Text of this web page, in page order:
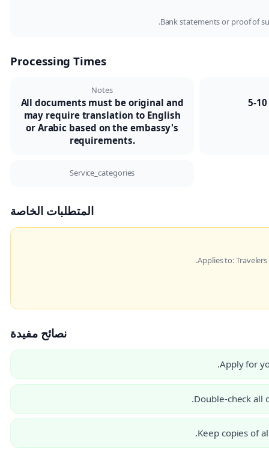
Bank statements or proof of
Processing Times
Notes
All documents must be original and
may require translation to English
or Arabic based on the embassy's
requirements.
5-
Service_categories
المتطلبات الخاصة
Applies to:
نصائح مفيدة
Apply for
Double-check all
Keep copies of